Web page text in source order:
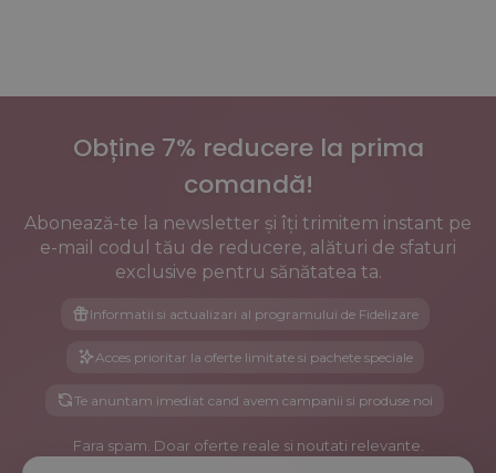
Obține 7% reducere la prima
comandă!
Abonează-te la newsletter și îți trimitem instant pe
e-mail codul tău de reducere, alături de sfaturi
exclusive pentru sănătatea ta.
Informatii si actualizari al programului de Fidelizare
Acces prioritar la oferte limitate si pachete speciale
Te anuntam imediat cand avem campanii si produse noi
Fara spam. Doar oferte reale si noutati relevante.